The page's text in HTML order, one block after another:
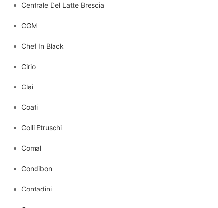
Centrale Del Latte Brescia
CGM
Chef In Black
Cirio
Clai
Coati
Colli Etruschi
Comal
Condibon
Contadini